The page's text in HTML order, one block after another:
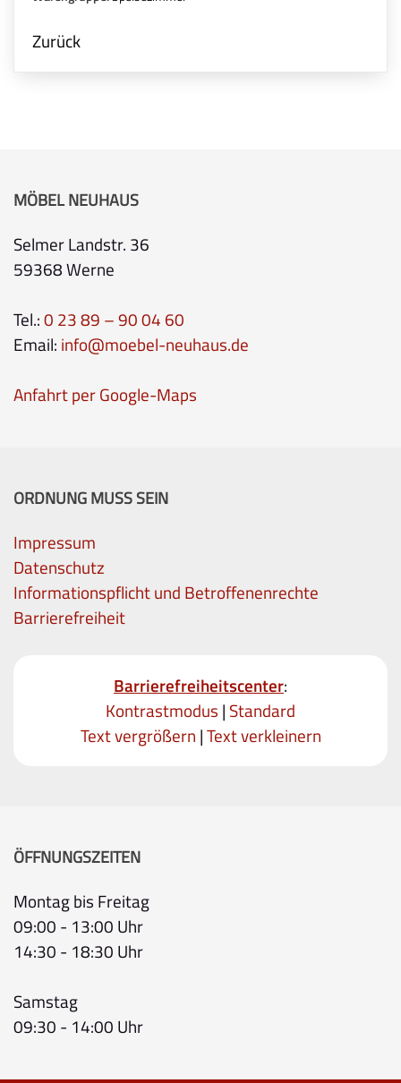
Zurück
MÖBEL NEUHAUS
Selmer Landstr. 36
59368 Werne
Tel.:0 23 89 – 90 04 60
Email: info@moebel-neuhaus.de
Anfahrt per Google-Maps
ORDNUNG MUSS SEIN
Impressum
Datenschutz
Informationspflicht und Betroffenenrechte
Barrierefreiheit
Barrierefreiheitscenter:
Kontrastmodus | Standard
Text vergrößern |Text verkleinern
ÖFFNUNGSZEITEN
Montag bis Freitag
09:00 - 13:00 Uhr
14:30 - 18:30 Uhr
Samstag
09:30 - 14:00 Uhr